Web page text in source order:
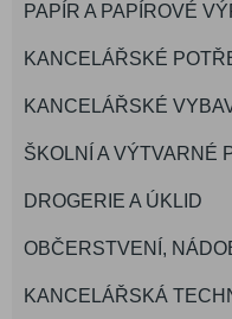
PAPÍR A PAPÍROVÉ
KANCELÁŘSKÉ
KANCELÁŘSKÉ
ŠKOLNÍ A VÝTVARNÉ
DROGERIE A ÚKLID
OBČERSTVENÍ,
KANCELÁŘSKÁ